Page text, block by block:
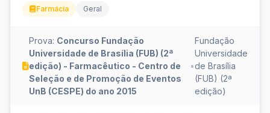
Farmácia Geral
Prova: Concurso Fundação
Universidade de Brasília (FUB) (2ª
edição) - Farmacêutico - Centro de
Seleção e de Promoção de Eventos
UnB (CESPE) do ano 2015
•
Fundação
Universidade
de Brasília
(FUB) (2ª
edição)